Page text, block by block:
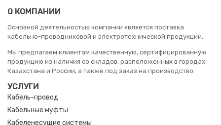
О КОМПАНИИ
Основной деятельностью компании является поставка
кабельно-проводниковой и электротехнической продукции.
Мы предлагаем клиентам качественную, сертифицированную
продукцию из наличия со складов, расположенных в городах
Казахстана и России, а также под заказ на производство.
УСЛУГИ
Кабель-провод
Кабельные муфты
Кабеленесущие системы